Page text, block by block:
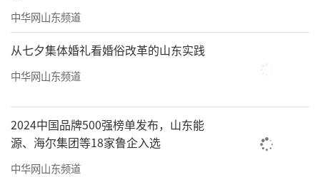
中华网山东频道
从七夕集体婚礼看婚俗改革的山东实践
中华网山东频道
2024中国品牌500强榜单发布，山东能
源、海尔集团等18家鲁企入选
中华网山东频道